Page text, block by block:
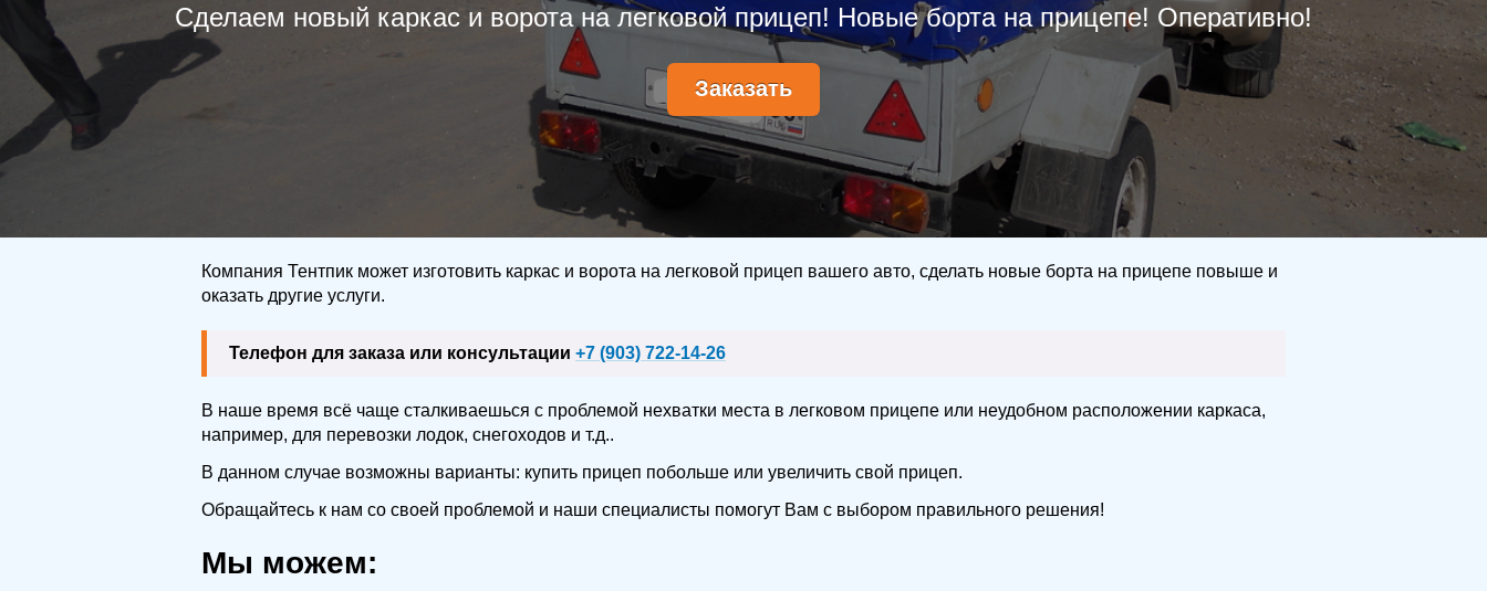
Сделаем новый каркас и ворота на легковой прицеп! Новые борта на прицепе! Оперативно!
Заказать
Компания Тентпик может изготовить каркас и ворота на легковой прицеп вашего авто, сделать новые борта на прицепе повыше и
оказать другие услуги.
Телефон для заказа или консультации +7 (903) 722-14-26
В наше время всё чаще сталкиваешься с проблемой нехватки места в легковом прицепе или неудобном расположении каркаса,
например, для перевозки лодок, снегоходов и т.д..
В данном случае возможны варианты: купить прицеп побольше или увеличить свой прицеп.
Обращайтесь к нам со своей проблемой и наши специалисты помогут Вам с выбором правильного решения!
Мы можем: